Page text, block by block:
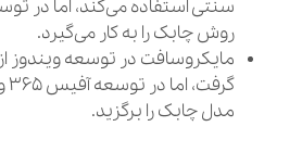
سنتی استفاده می‌کند، اما در
روش چابک را به کار می‌گیرد.
مایکروسافت در توسعه ویندوز
مدل چابک را برگزید.